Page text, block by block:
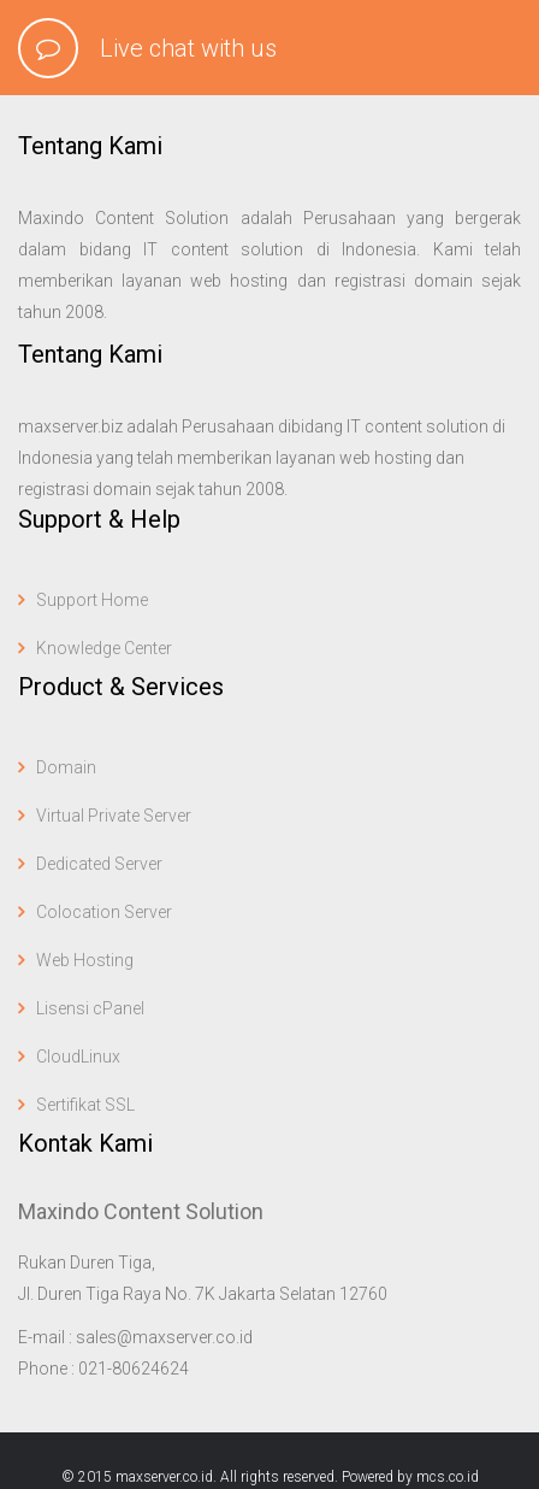
Live chat with us
Tentang Kami
Maxindo Content Solution adalah Perusahaan yang bergerak
dalam bidang IT content solution di Indonesia. Kami telah
memberikan layanan web hosting dan registrasi domain sejak
tahun 2008.
Tentang Kami
maxserver.biz adalah Perusahaan dibidang IT content solution di
Indonesia yang telah memberikan layanan web hosting dan
registrasi domain sejak tahun 2008.
Support & Help
Support Home
Knowledge Center
Product & Services
Domain
Virtual Private Server
Dedicated Server
Colocation Server
Web Hosting
Lisensi cPanel
CloudLinux
Sertifikat SSL
Kontak Kami
Maxindo Content Solution
Rukan Duren Tiga,
Jl. Duren Tiga Raya No. 7K Jakarta Selatan 12760
E-mail : sales@maxserver.co.id
Phone : 021-80624624
© 2015 maxserver.co.id. All rights reserved. Powered by mcs.co.id